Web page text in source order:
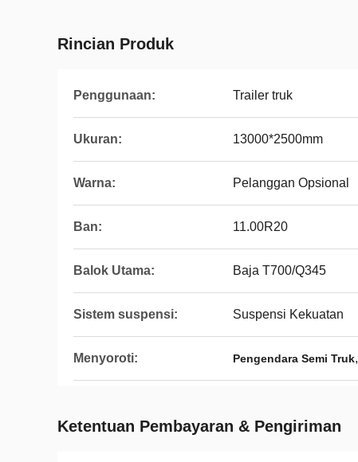
Rincian Produk
Penggunaan: Trailer truk
Ukuran: 13000*2500mm
Warna: Pelanggan Opsional
Ban: 11.00R20
Balok Utama: Baja T700/Q345
Sistem suspensi: Suspensi Kekuatan
Menyoroti: Pengendara Semi Truk,
Ketentuan Pembayaran & Pengiriman